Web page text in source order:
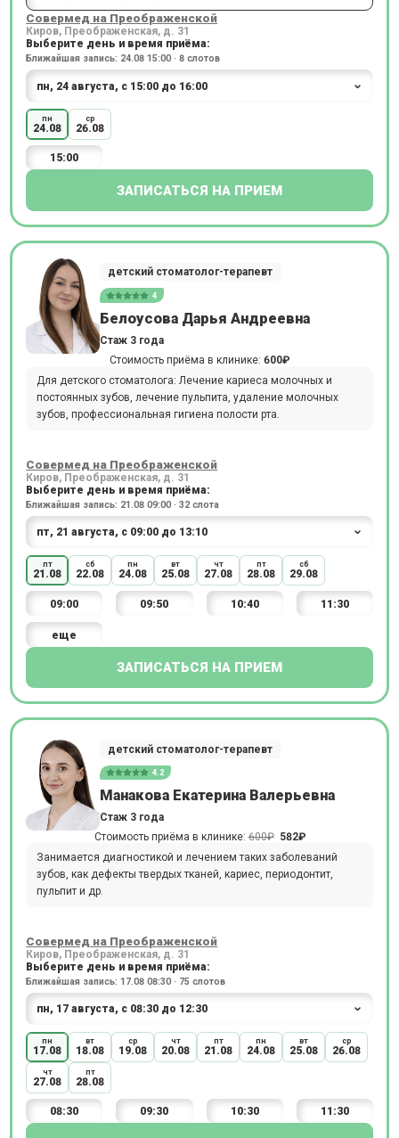
Совермед на Преображенской
Киров, Преображенская, д. 31
Выберите день и время приёма:
Ближайшая запись: 24.08 15:00 · 8 слотов
пн
24.08
ср
26.08
15:00
ЗАПИСАТЬСЯ НА ПРИЕМ
детский стоматолог-терапевт
4
Белоусова Дарья Андреевна
Стаж 3 года
Стоимость приёма в клинике: 600₽
Для детского стоматолога: Лечение кариеса молочных и
постоянных зубов, лечение пульпита, удаление молочных
зубов, профессиональная гигиена полости рта.
Совермед на Преображенской
Киров, Преображенская, д. 31
Выберите день и время приёма:
Ближайшая запись: 21.08 09:00 · 32 слота
пт
21.08
сб
22.08
пн
24.08
вт
25.08
чт
27.08
пт
28.08
сб
29.08
09:00 09:50 10:40 11:30
еще
ЗАПИСАТЬСЯ НА ПРИЕМ
детский стоматолог-терапевт
4.2
Манакова Екатерина Валерьевна
Стаж 3 года
Стоимость приёма в клинике:600₽ 582₽
Занимается диагностикой и лечением таких заболеваний
зубов, как дефекты твердых тканей, кариес, периодонтит,
пульпит и др.
Совермед на Преображенской
Киров, Преображенская, д. 31
Выберите день и время приёма:
Ближайшая запись: 17.08 08:30 · 75 слотов
пн
17.08
вт
18.08
ср
19.08
чт
20.08
пт
21.08
пн
24.08
вт
25.08
ср
26.08
чт
27.08
пт
28.08
08:30 09:30 10:30 11:30